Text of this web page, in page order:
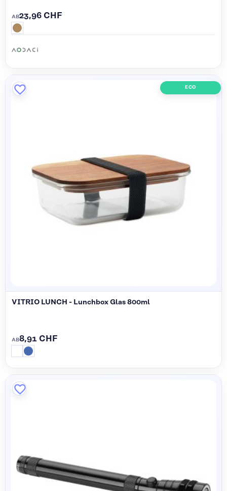
AB23,96 CHF
ECO
VITRIO LUNCH - Lunchbox Glas 800ml
AB8,91 CHF